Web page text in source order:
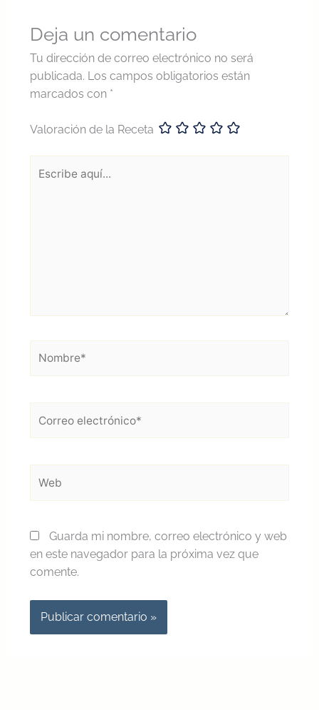
Deja un comentario
Tu dirección de correo electrónico no será
publicada. Los campos obligatorios están
marcados con *
Valoración de la Receta
aquí...
electrónico*
Guarda mi nombre, correo electrónico y web
en este navegador para la próxima vez que
comente.